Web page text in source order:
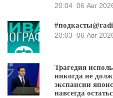
20:04 06 Авг
20:03 06 Авг
Трагедия
никогда не
экспансии
навсегда